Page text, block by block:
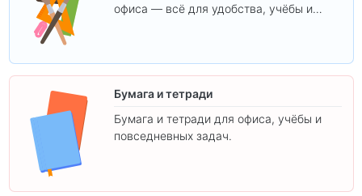
офиса — всё для удобства, учёбы и
Бумага и тетради
Бумага и тетради для офиса, учёбы и
повседневных задач.